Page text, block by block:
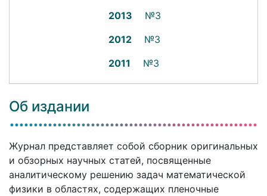
2013
№3
2012
№3
2011
№3
Об издании
Журнал представляет собой сборник оригинальных
и обзорных научных статей, посвященные
аналитическому решению задач математической
физики в областях, содержащих пленочные